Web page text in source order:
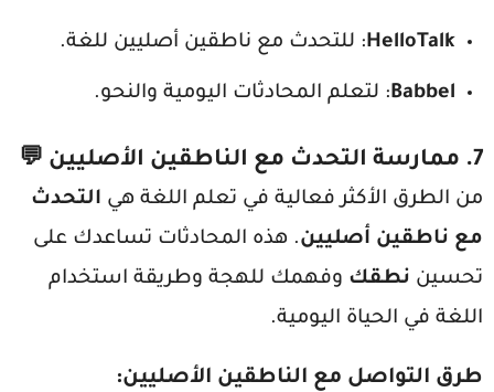
HelloTalk: للتحدث مع ناطقين أصليين للغة.
Babbel: لتعلم المحادثات اليومية والنحو.
7. ممارسة التحدث مع الناطقين الأصليين 💬
من الطرق الأكثر فعالية في تعلم اللغة هي التحدث
مع ناطقين أصليين. هذه المحادثات تساعدك على
تحسين نطقك وفهمك للهجة وطريقة استخدام
اللغة في الحياة اليومية.
طرق التواصل مع الناطقين الأصليين: